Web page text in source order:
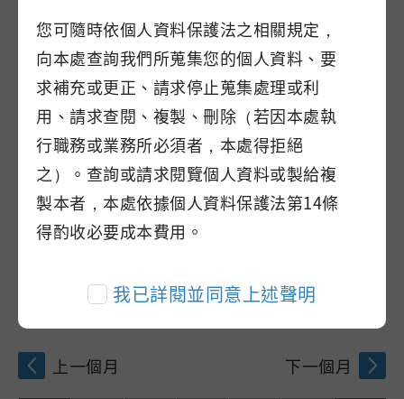
本處將以網域為tad.gov.tw的電子信箱回覆相關結
果，也請留意垃圾信件夾。
淨灘地點
淨灘日期
上午場：08:30-12:00；下午場：01:30-05:00
上一個月 下一個月
您可隨時依個人資料保護法之相關規定，
向本處查詢我們所蒐集您的個人資料、要
求補充或更正、請求停止蒐集處理或利
用、請求查閱、複製、刪除（若因本處執
行職務或業務所必須者，本處得拒絕
之）。查詢或請求閱覽個人資料或製給複
製本者，本處依據個人資料保護法第14條
得酌收必要成本費用。
我已詳閱並同意上述聲明